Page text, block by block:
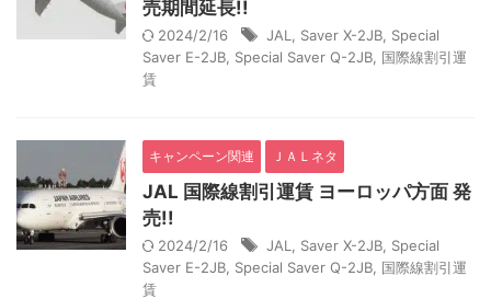
売期間延長!!
2024/2/16 JAL Saver X-2JB Special
Saver E-2JB Special Saver Q-2JB 国際線割引運
賃
キャンペーン関連 ＪＡＬネタ
JAL 国際線割引運賃 ヨーロッパ方面 発
売!!
2024/2/16 JAL Saver X-2JB Special
Saver E-2JB Special Saver Q-2JB 国際線割引運
賃